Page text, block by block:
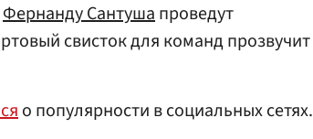
Фернанду Сантушапроведут
свисток для команд прозвучит
о популярности в социальных сетях.